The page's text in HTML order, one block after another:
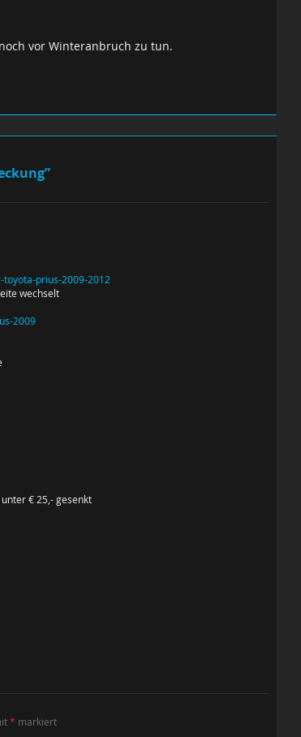
vor Winteranbruch zu tun.
prius-2009-2012
wechselt
2009
€ 25,- gesenkt
* markiert